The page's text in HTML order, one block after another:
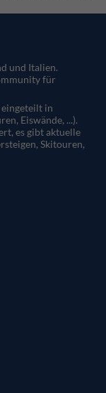
und Italien.
für
in
Eiswände, ...).
es gibt aktuelle
Skitouren,